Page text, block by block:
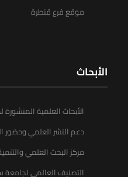
موقع فرع قنطرة
الأبحاث
الأبحاث العلمية
دعم النشر العلمي وحضور
مركز البحث العلمي
التصنيف العالمي لجامعة